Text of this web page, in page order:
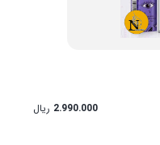
2.990.000 ریال